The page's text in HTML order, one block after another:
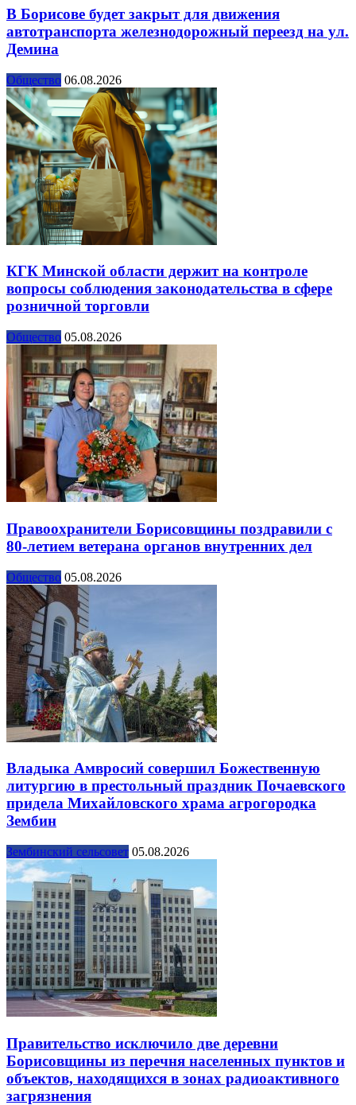
В Борисове будет закрыт для движения
автотранспорта железнодорожный переезд на ул.
Демина
Общество 06.08.2026
КГК Минской области держит на контроле
вопросы соблюдения законодательства в сфере
розничной торговли
Общество 05.08.2026
Правоохранители Борисовщины поздравили с
80-летием ветерана органов внутренних дел
Общество 05.08.2026
Владыка Амвросий совершил Божественную
литургию в престольный праздник Почаевского
придела Михайловского храма агрогородка
Зембин
Зембинский сельсовет 05.08.2026
Правительство исключило две деревни
Борисовщины из перечня населенных пунктов и
объектов, находящихся в зонах радиоактивного
загрязнения